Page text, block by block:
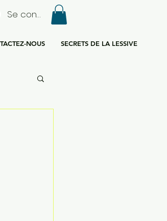
Se connecter
NOUS SECRETS DE LA LESSIVE